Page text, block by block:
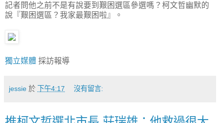
記者問他之前不是有說要到艱困選區參選嗎？柯文哲幽默的
說『艱困選區？我家最艱困啦』。
獨立媒體 採訪報導
jessie 於 下午4:17 沒有留言: